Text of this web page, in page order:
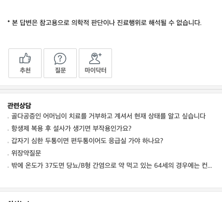
* 본 답변은 참고용으로 의학적 판단이나 진료행위로 해석될 수 없습니다.
추천 질문 마이닥터
관련상담
골다공증인 어머님이 치료를 거부하고 계셔서 현재 상태를 알고 싶습니다
항생제 복용 후 설사가 생기면 부작용인가요?
갑자기 심한 두통이면 편두통이어도 응급실 가야 하나요?
위장약질문
밖에 온도가 37도면 당뇨/B형 간염으로 약 먹고 있는 64세의 경우에는 컨디션 저하를 동